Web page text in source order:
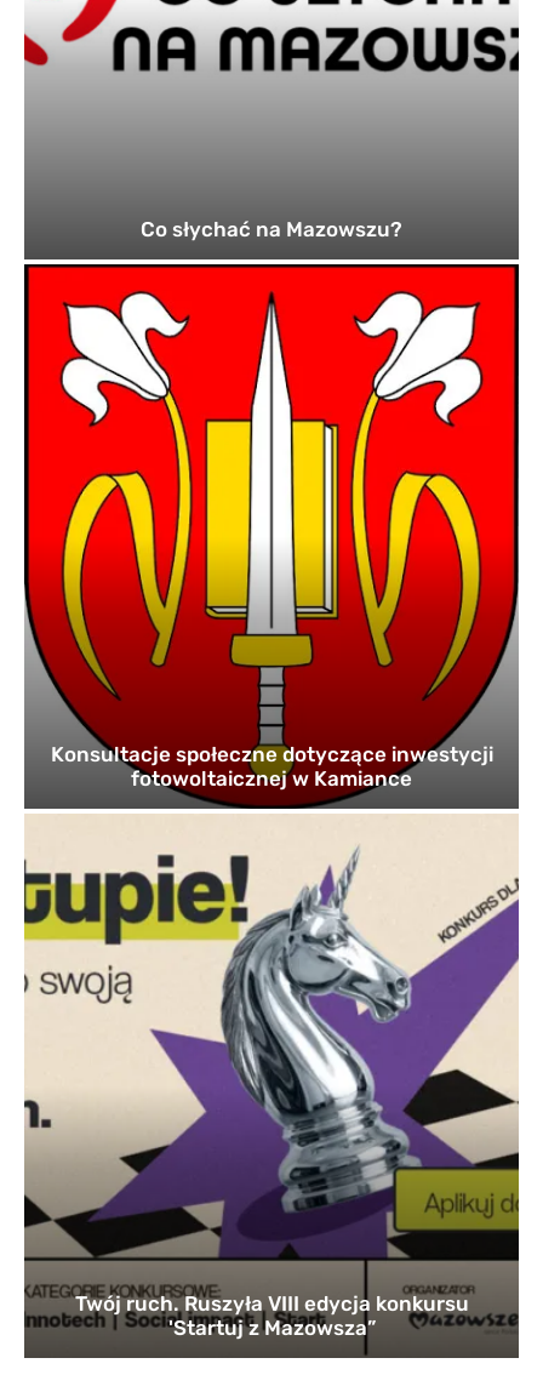
Co słychać na Mazowszu?
Konsultacje społeczne dotyczące inwestycji
fotowoltaicznej w Kamiance
Twój ruch. Ruszyła VIII edycja konkursu
'Startuj z Mazowsza”